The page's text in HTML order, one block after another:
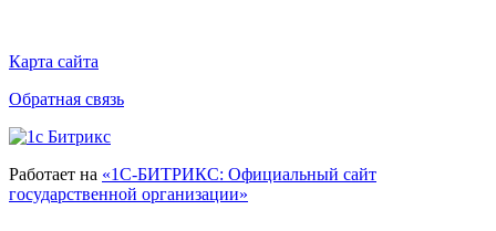
Карта сайта
Обратная связь
Работает на «1С-БИТРИКС: Официальный сайт
государственной организации»